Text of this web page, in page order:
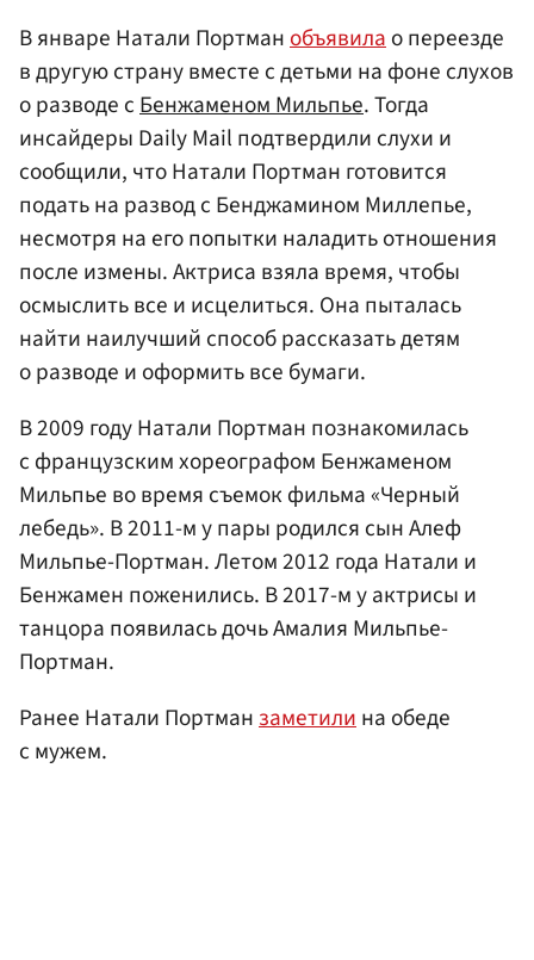
В январе Натали Портманобъявилао переезде
в другую страну вместе с детьми на фоне слухов
о разводе сБенжаменом Мильпье. Тогда
инсайдеры Daily Mail подтвердили слухи и
сообщили, что Натали Портман готовится
подать на развод с Бенджамином Миллепье,
несмотря на его попытки наладить отношения
после измены. Актриса взяла время, чтобы
осмыслить все и исцелиться. Она пыталась
найти наилучший способ рассказать детям
о разводе и оформить все бумаги.
В 2009 году Натали Портман познакомилась
с французским хореографом Бенжаменом
Мильпье во время съемок фильма «Черный
лебедь». В 2011-м у пары родился сын Алеф
Мильпье-Портман. Летом 2012 года Натали и
Бенжамен поженились. В 2017-м у актрисы и
танцора появилась дочь Амалия Мильпье-
Портман.
Ранее Натали Портманзаметилина обеде
с мужем.